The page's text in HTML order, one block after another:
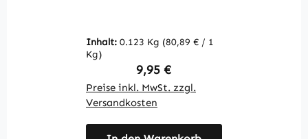
Warnke Vitalstoffe
Inhalt: 0.123 Kg (80,89 € / 1
Kg)
Regulärer Preis:
9,95 €
Preise inkl. MwSt. zzgl.
Versandkosten